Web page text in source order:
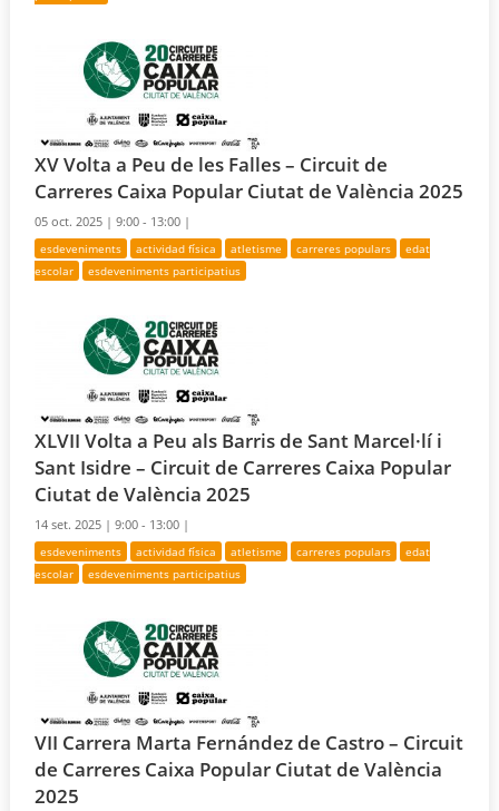
XV Volta a Peu de les Falles – Circuit de
Carreres Caixa Popular Ciutat de València 2025
05 oct. 2025 |9:00 - 13:00 |
esdeveniments actividad física atletisme carreres populars
edat
escolar
esdeveniments participatius
XLVII Volta a Peu als Barris de Sant Marcel·lí i
Sant Isidre – Circuit de Carreres Caixa Popular
Ciutat de València 2025
14 set. 2025 |9:00 - 13:00 |
esdeveniments actividad física atletisme carreres populars
edat
escolar
esdeveniments participatius
VII Carrera Marta Fernández de Castro – Circuit
de Carreres Caixa Popular Ciutat de València
2025